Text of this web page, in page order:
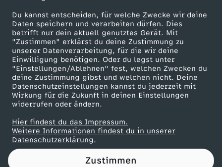
Du kannst entscheiden, für welche Zwecke wir deine
Daten speichern und verarbeiten dürfen. Dies
betrifft nur dein aktuell genutztes Gerät. Mit
"Zustimmen" erklärst du deine Zustimmung zu
unserer Datenverarbeitung, für die wir deine
Einwilligung benötigen. Oder du legst unter
"Einstellungen/Ablehnen" fest, welchen Zwecken du
deine Zustimmung gibst und welchen nicht. Deine
Datenschutzeinstellungen kannst du jederzeit mit
Wirkung für die Zukunft in deinen Einstellungen
widerrufen oder ändern.
Hier findest du das Impressum.
Weitere Informationen findest du in unserer
Datenschutzerklärung.
Zustimmen
p
s
f
ü
r
g
e
ZDF goes Schule
Werbefernsehen
Mainzelmännchen
Partner